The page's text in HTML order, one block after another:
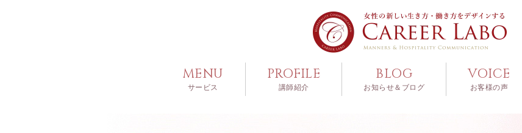
MENU
サービス
PROFILE
講師紹介
BLOG
お知らせ＆ブログ
VOICE
お客様の声